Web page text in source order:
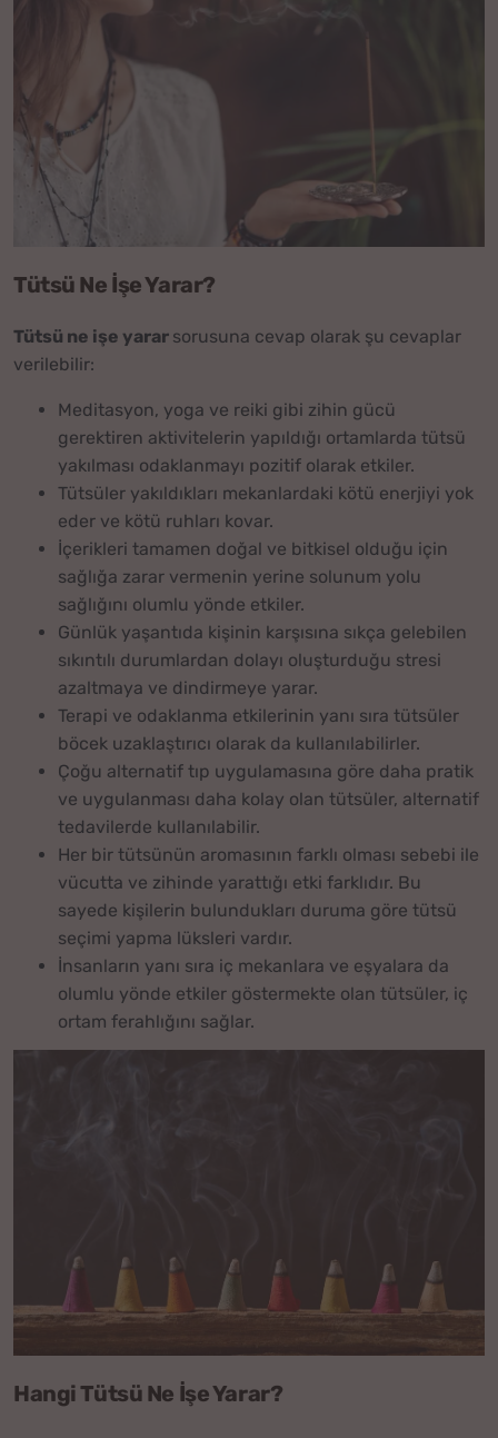
Tütsü Ne İşe Yarar?
Tütsü ne işe yarar sorusuna cevap olarak şu cevaplar
verilebilir:
Meditasyon, yoga ve reiki gibi zihin gücü
gerektiren aktivitelerin yapıldığı ortamlarda tütsü
yakılması odaklanmayı pozitif olarak etkiler.
Tütsüler yakıldıkları mekanlardaki kötü enerjiyi yok
eder ve kötü ruhları kovar.
İçerikleri tamamen doğal ve bitkisel olduğu için
sağlığa zarar vermenin yerine solunum yolu
sağlığını olumlu yönde etkiler.
Günlük yaşantıda kişinin karşısına sıkça gelebilen
sıkıntılı durumlardan dolayı oluşturduğu stresi
azaltmaya ve dindirmeye yarar.
Terapi ve odaklanma etkilerinin yanı sıra tütsüler
böcek uzaklaştırıcı olarak da kullanılabilirler.
Çoğu alternatif tıp uygulamasına göre daha pratik
ve uygulanması daha kolay olan tütsüler, alternatif
tedavilerde kullanılabilir.
Her bir tütsünün aromasının farklı olması sebebi ile
vücutta ve zihinde yarattığı etki farklıdır. Bu
sayede kişilerin bulundukları duruma göre tütsü
seçimi yapma lüksleri vardır.
İnsanların yanı sıra iç mekanlara ve eşyalara da
olumlu yönde etkiler göstermekte olan tütsüler, iç
ortam ferahlığını sağlar.
Hangi Tütsü Ne İşe Yarar?